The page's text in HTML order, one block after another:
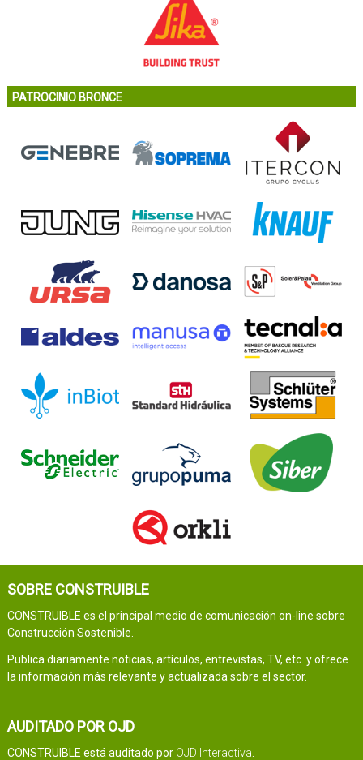
PATROCINIO BRONCE
SOBRE CONSTRUIBLE
CONSTRUIBLE es el principal medio de comunicación on-line sobre
Construcción Sostenible.
Publica diariamente noticias, artículos, entrevistas, TV, etc. y ofrece
la información más relevante y actualizada sobre el sector.
AUDITADO POR OJD
CONSTRUIBLE está auditado por OJD Interactiva